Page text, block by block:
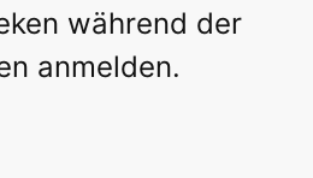
während der
anmelden.